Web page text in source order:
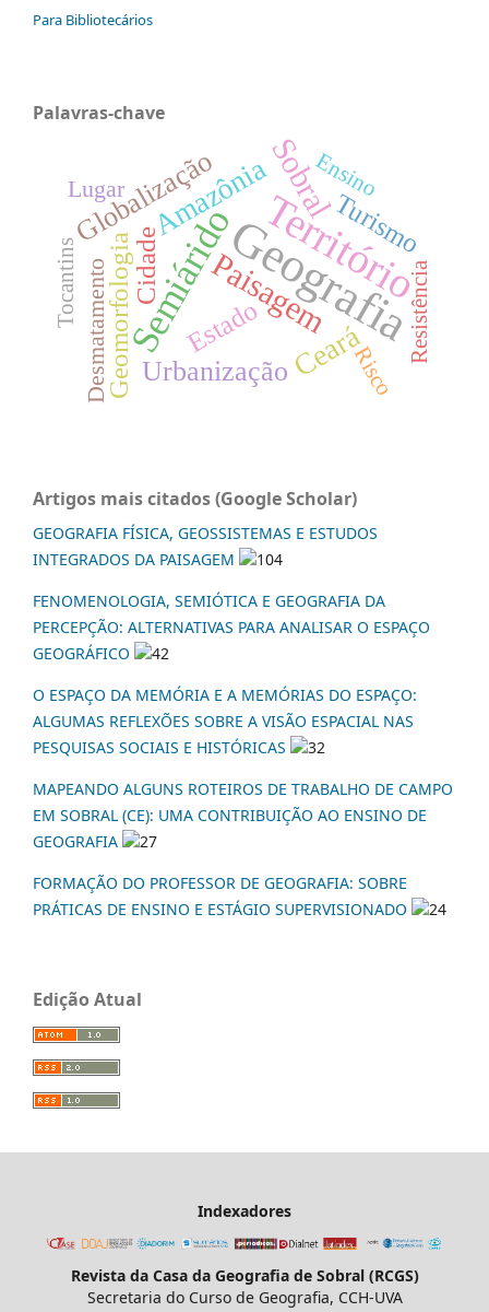
Para Bibliotecários
Palavras-chave
Geografia
Território
Semiárido
Sobral
Paisagem
Ceará
Amazônia
Globalização
Urbanização
Geomorfologia
Turismo
Cidade
Estado
Lugar
Desmatamento Resistência
Tocantins
Risco
Ensino
Artigos mais citados (Google Scholar)
GEOGRAFIA FÍSICA, GEOSSISTEMAS E ESTUDOS
INTEGRADOS DA PAISAGEM
104
FENOMENOLOGIA, SEMIÓTICA E GEOGRAFIA DA
PERCEPÇÃO: ALTERNATIVAS PARA ANALISAR O ESPAÇO
GEOGRÁFICO
42
O ESPAÇO DA MEMÓRIA E A MEMÓRIAS DO ESPAÇO:
ALGUMAS REFLEXÕES SOBRE A VISÃO ESPACIAL NAS
PESQUISAS SOCIAIS E HISTÓRICAS
32
MAPEANDO ALGUNS ROTEIROS DE TRABALHO DE CAMPO
EM SOBRAL (CE): UMA CONTRIBUIÇÃO AO ENSINO DE
GEOGRAFIA
27
FORMAÇÃO DO PROFESSOR DE GEOGRAFIA: SOBRE
PRÁTICAS DE ENSINO E ESTÁGIO SUPERVISIONADO
24
Edição Atual
Indexadores
Revista da Casa da Geografia de Sobral (RCGS)
Secretaria do Curso de Geografia, CCH-UVA